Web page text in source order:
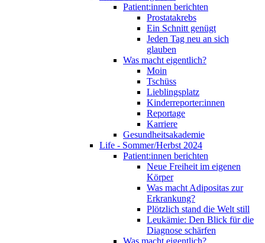
Patient:innen berichten
Prostatakrebs
Ein Schnitt genügt
Jeden Tag neu an sich
glauben
Was macht eigentlich?
Moin
Tschüss
Lieblingsplatz
Kinderreporter:innen
Reportage
Karriere
Gesundheitsakademie
Life - Sommer/Herbst 2024
Patient:innen berichten
Neue Freiheit im eigenen
Körper
Was macht Adipositas zur
Erkrankung?
Plötzlich stand die Welt still
Leukämie: Den Blick für die
Diagnose schärfen
Was macht eigentlich?